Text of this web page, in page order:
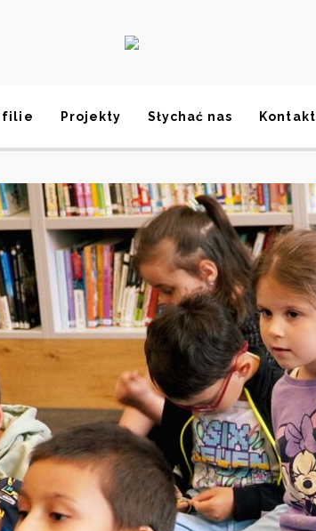
filie Projekty Słychać nas Kontakt